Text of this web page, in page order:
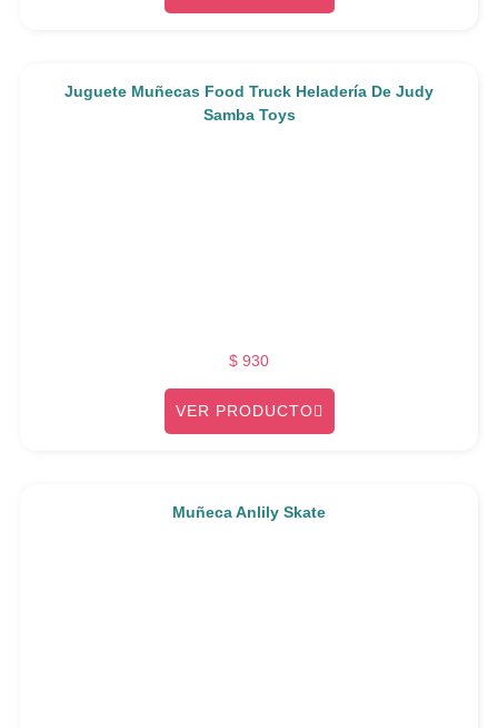
Juguete Muñecas Food Truck Heladería De Judy
Samba Toys
$ 930
VER PRODUCTO
Muñeca Anlily Skate